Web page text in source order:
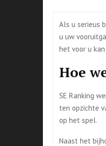
Als u serieus
u uw
het voor u kan
Hoe
SE Ranking
ten opzichte
op het spel.
Naast het